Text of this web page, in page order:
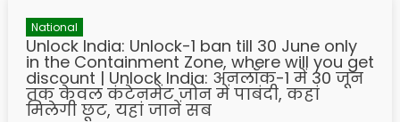
National
Unlock India: Unlock-1 ban till 30 June only
in the Containment Zone, where will you get
discount | Unlock India: अनलॉक-1 में 30 जून
तक केवल कंटेनमेंट जोन में पाबंदी, कहां
मिलेगी छूट, यहां जानें सब